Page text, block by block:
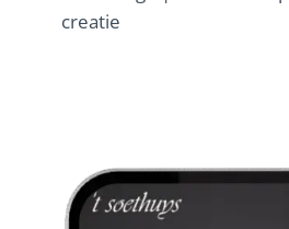
creatie